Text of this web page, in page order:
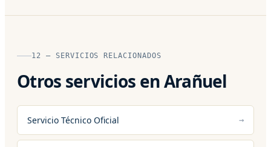
12 — SERVICIOS RELACIONADOS
Otros servicios en Arañuel
Servicio Técnico Oficial